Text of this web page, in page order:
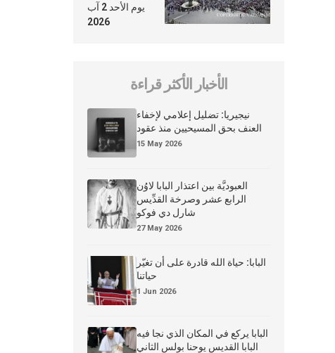
يوم الأحد 2 آب
2026
الأخبار الأكثر قراءة
نيجيريا: تضليل إعلامي لإخفاء
العنف بحق المسيحيين منذ عقود
15 May 2026
العبوديَّة بين اعتذار البابا لاوُن
الرابع عشر وصرخة القدِّيس
شارل دي فوكو
27 May 2026
البابا: حياة الله قادرة على أن تغيّر
حياتنا
1 Jun 2026
البابا يركع في المكان الذي نجا فيه
البابا القديس يوحنا بولس الثاني